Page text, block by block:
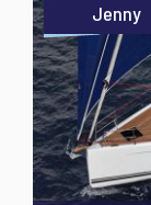
Jenny